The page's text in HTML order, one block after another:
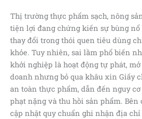
Thị trường thực phẩm sạch, nông
tiện lợi đang chứng kiến sự bùng
thay đổi trong thói quen tiêu dùng
khỏe. Tuy nhiên, sai lầm phổ biến
khởi nghiệp là hoạt động tự phát,
doanh nhưng bỏ qua khâu xin Giấy
an toàn thực phẩm, dẫn đến nguy
phạt nặng và thu hồi sản phẩm. Bên
cập nhật quy chuẩn ghi nhận địa